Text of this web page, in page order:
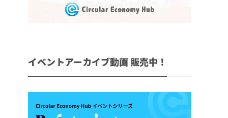
イベントアーカイブ動画 販売中！